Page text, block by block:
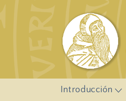
Pasar al contenido principal
Introducción